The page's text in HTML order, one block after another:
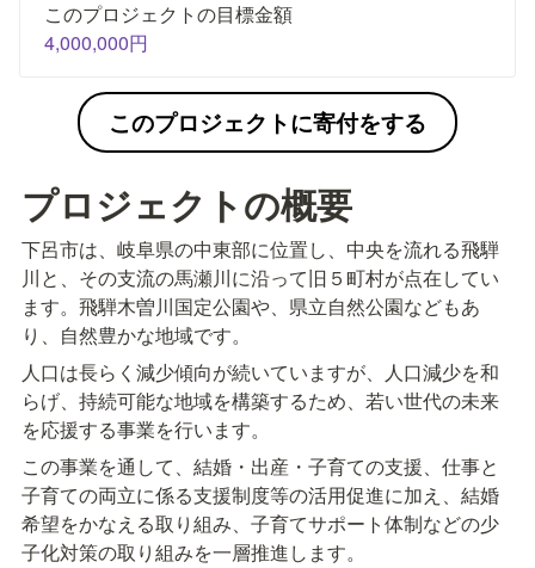
4,000,000円
このプロジェクトに寄付をする
プロジェクトの概要
下呂市は、岐阜県の中東部に位置し、中央を流れる飛騨
川と、その支流の馬瀬川に沿って旧５町村が点在してい
ます。飛騨木曽川国定公園や、県立自然公園などもあ
り、自然豊かな地域です。
人口は長らく減少傾向が続いていますが、人口減少を和
らげ、持続可能な地域を構築するため、若い世代の未来
を応援する事業を行います。
この事業を通して、結婚・出産・子育ての支援、仕事と
子育ての両立に係る支援制度等の活用促進に加え、結婚
希望をかなえる取り組み、子育てサポート体制などの少
子化対策の取り組みを一層推進します。